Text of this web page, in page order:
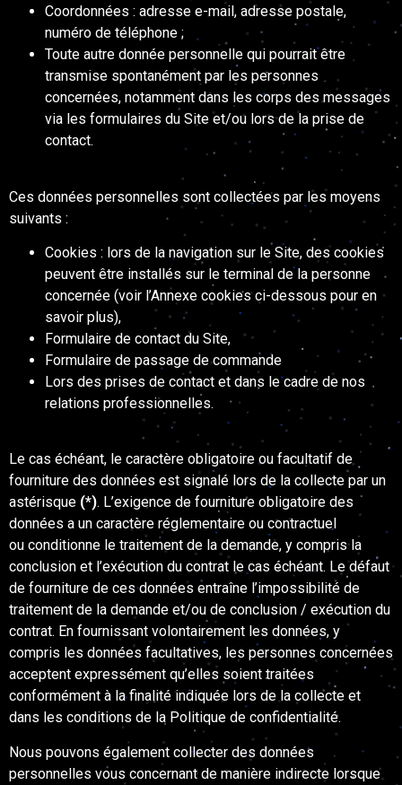
Coordonnées : adresse e-mail, adresse postale,
numéro de téléphone ;
Toute autre donnée personnelle qui pourrait être
transmise spontanément par les personnes
concernées, notamment dans les corps des messages
via les formulaires du Site et/ou lors de la prise de
contact.
Ces données personnelles sont collectées par les moyens
suivants :
Cookies : lors de la navigation sur le Site, des cookies
peuvent être installés sur le terminal de la personne
concernée (voir l’Annexe cookies ci-dessous pour en
savoir plus),
Formulaire de contact du Site,
Formulaire de passage de commande
Lors des prises de contact et dans le cadre de nos
relations professionnelles.
Le cas échéant, le caractère obligatoire ou facultatif de
fourniture des données est signalé lors de la collecte par un
astérisque (*). L’exigence de fourniture obligatoire des
données a un caractère réglementaire ou contractuel
ou conditionne le traitement de la demande, y compris la
conclusion et l’exécution du contrat le cas échéant. Le défaut
de fourniture de ces données entraîne l’impossibilité de
traitement de la demande et/ou de conclusion / exécution du
contrat. En fournissant volontairement les données, y
compris les données facultatives, les personnes concernées
acceptent expressément qu’elles soient traitées
conformément à la finalité indiquée lors de la collecte et
dans les conditions de la Politique de confidentialité.
Nous pouvons également collecter des données
personnelles vous concernant de manière indirecte lorsque